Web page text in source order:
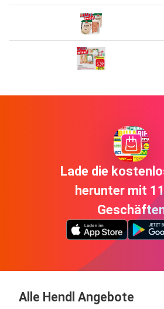
Lade die
herunter mit
Alle Hendl Angebote